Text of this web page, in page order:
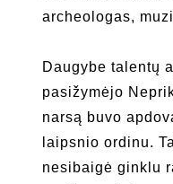
archeologas,
Daugybe talentų
pasižymėjo
narsą buvo
laipsnio ordinu.
nesibaigė ginklu